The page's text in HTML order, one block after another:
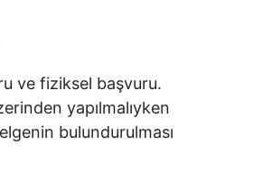
ve fiziksel başvuru.
yapılmalıyken
bulundurulması